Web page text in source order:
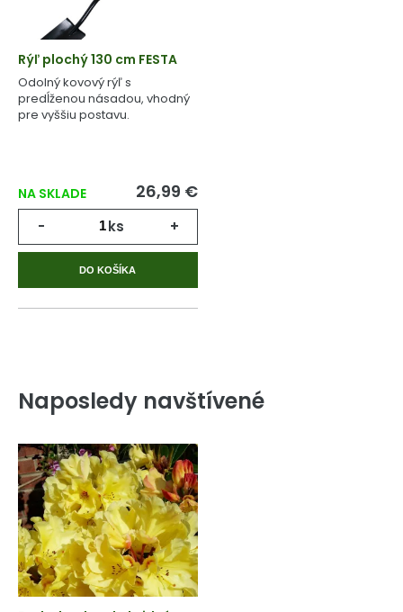
Rýľ plochý 130 cm FESTA
Odolný kovový rýľ s
predĺženou násadou, vhodný
pre vyššiu postavu.
NA SKLADE 26,99 €
- ks +
DO KOŠÍKA
Naposledy navštívené